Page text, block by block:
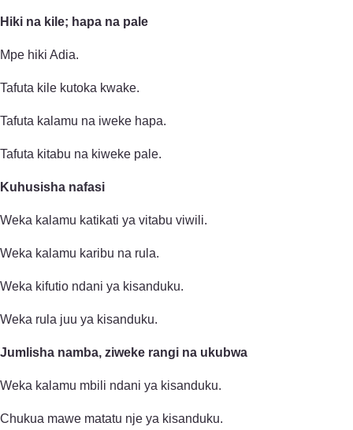
Hiki na kile; hapa na pale
Mpe hiki Adia.
Tafuta kile kutoka kwake.
Tafuta kalamu na iweke hapa.
Tafuta kitabu na kiweke pale.
Kuhusisha nafasi
Weka kalamu katikati ya vitabu viwili.
Weka kalamu karibu na rula.
Weka kifutio ndani ya kisanduku.
Weka rula juu ya kisanduku.
Jumlisha namba, ziweke rangi na ukubwa
Weka kalamu mbili ndani ya kisanduku.
Chukua mawe matatu nje ya kisanduku.